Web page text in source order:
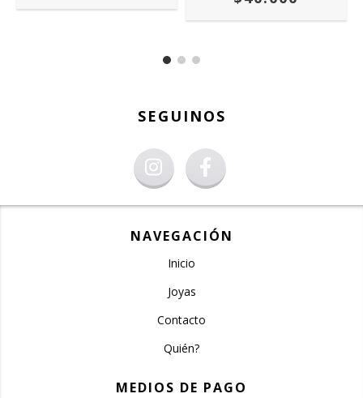
SEGUINOS
NAVEGACIÓN
Inicio
Joyas
Contacto
Quién?
MEDIOS DE PAGO